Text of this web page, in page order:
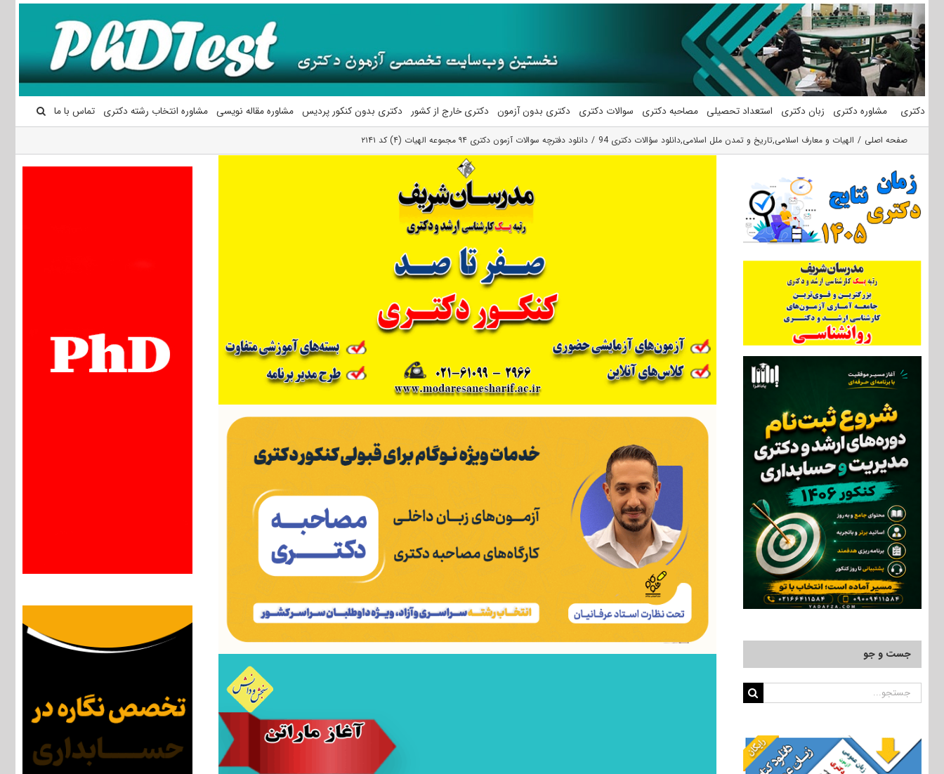
محتوا
دکتری مشاوره دکتری زبان دکتری استعداد تحصیلی مصاحبه دکتری سوالات دکتری دکتری بدون آزمون دکتری خارج از کشور دکتری بدون کنکور پردیس مشاوره مقاله نویسی مشاوره انتخاب رشته دکتری تماس با ما
صفحه اصلی الهیات و معارف اسلامی,تاریخ و تمدن ملل اسلامی,دانلود سؤالات دکتری 94 دانلود دفترچه سوالات آزمون دکتری ۹۴ مجموعه الهیات (۴) کد ۲۱۴۱
جست و جو
جستجو